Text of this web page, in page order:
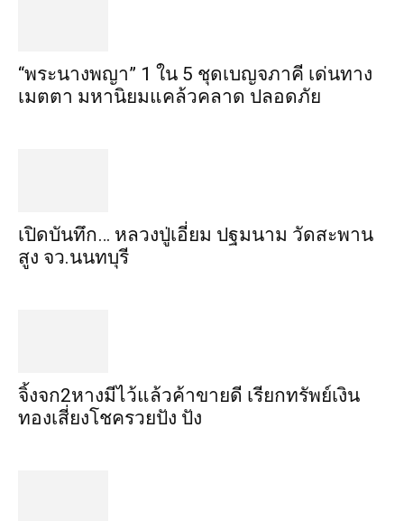
“พระ​นาง​พญา” 1 ใน 5​ ชุดเบญจ​ภาคี​ เด่นทาง
เมตตา​ มหา​นิยม​แคล้วคลาด​ ปลอดภัย​
เปิดบันทึก… หลวงปู่เอี่ยม ​ปฐม​นาม​ วัดสะพาน
สูง​ จว.นนทบุรี
จิ้งจก​2​หาง​มีไว้แล้ว​ค้าขาย​ดี​ เรียก​ทรัพย์เงิน
ทอง​เสี่ยงโชค​รวยปัง​ ปัง​